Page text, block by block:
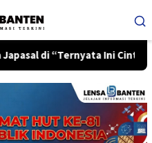
Ini Cinta”